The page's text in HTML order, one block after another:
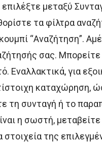
επιλέξτε μεταξύ
τα φίλτρα
“Αναζήτηση”.
σας.
Εναλλακτικά, για
καταχώρηση,
τη συνταγή ή το
η σωστή,
στοιχεία της